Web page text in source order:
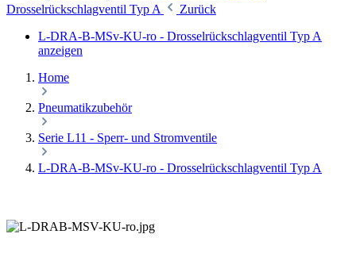
Drosselrückschlagventil Typ A
Zurück
L-DRA-B-MSv-KU-ro - Drosselrückschlagventil Typ A
anzeigen
Home
Pneumatikzubehör
Serie L11 - Sperr- und Stromventile
L-DRA-B-MSv-KU-ro - Drosselrückschlagventil Typ A